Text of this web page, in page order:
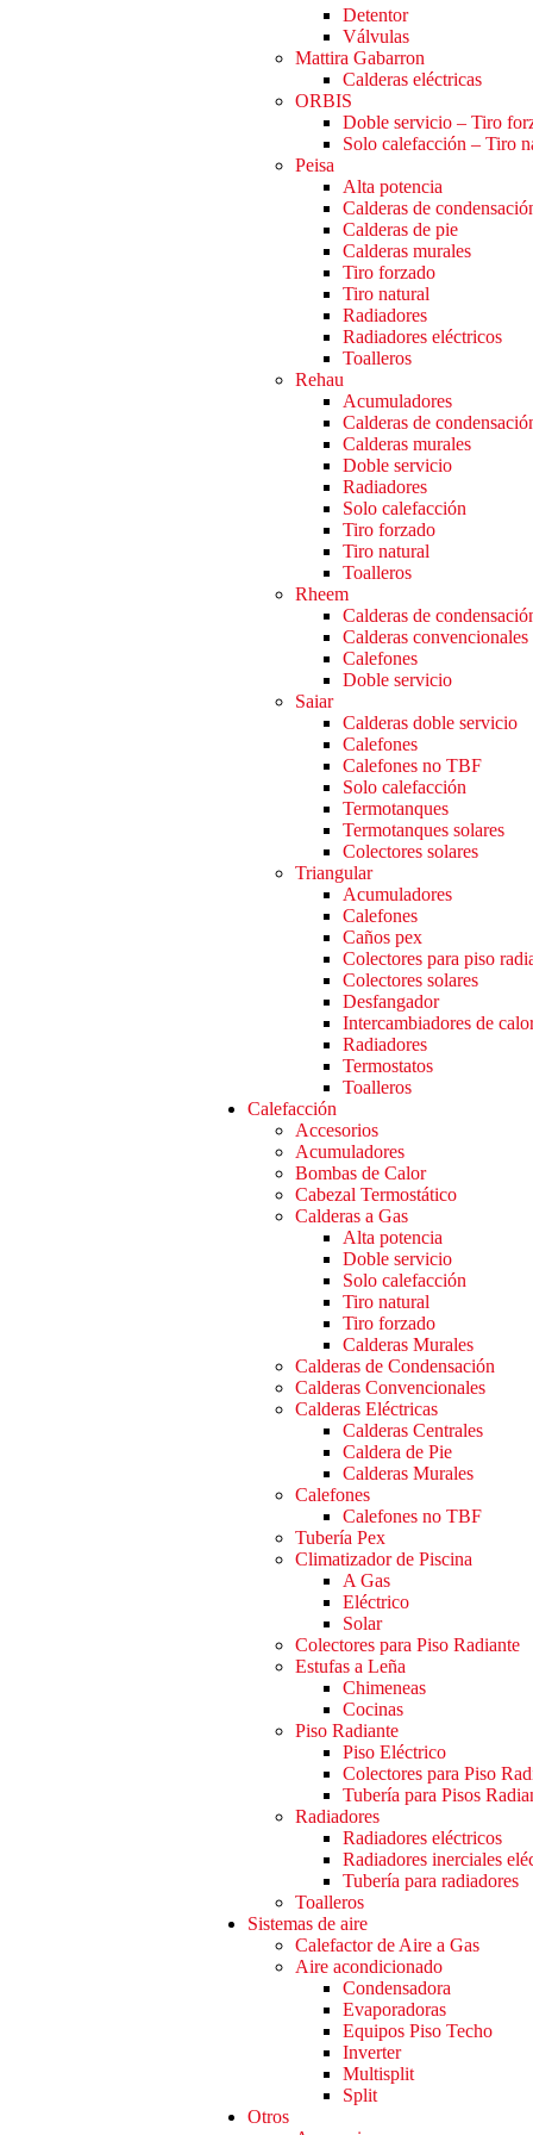
Detentor
Válvulas
Mattira Gabarron
Calderas eléctricas
ORBIS
Doble servicio – Tiro
Solo calefacción – Tiro
Peisa
Alta potencia
Calderas de
Calderas de pie
Calderas murales
Tiro forzado
Tiro natural
Radiadores
Radiadores eléctricos
Toalleros
Rehau
Acumuladores
Calderas de
Calderas murales
Doble servicio
Radiadores
Solo calefacción
Tiro forzado
Tiro natural
Toalleros
Rheem
Calderas de
Calderas convencionales
Calefones
Doble servicio
Saiar
Calderas doble servicio
Calefones
Calefones no TBF
Solo calefacción
Termotanques
Termotanques solares
Colectores solares
Triangular
Acumuladores
Calefones
Caños pex
Colectores para piso
Colectores solares
Desfangador
Intercambiadores de
Radiadores
Termostatos
Toalleros
Calefacción
Accesorios
Acumuladores
Bombas de Calor
Cabezal Termostático
Calderas a Gas
Alta potencia
Doble servicio
Solo calefacción
Tiro natural
Tiro forzado
Calderas Murales
Calderas de Condensación
Calderas Convencionales
Calderas Eléctricas
Calderas Centrales
Caldera de Pie
Calderas Murales
Calefones
Calefones no TBF
Tubería Pex
Climatizador de Piscina
A Gas
Eléctrico
Solar
Colectores para Piso Radiante
Estufas a Leña
Chimeneas
Cocinas
Piso Radiante
Piso Eléctrico
Colectores para Piso
Tubería para Pisos
Radiadores
Radiadores eléctricos
Radiadores inerciales
Tubería para radiadores
Toalleros
Sistemas de aire
Calefactor de Aire a Gas
Aire acondicionado
Condensadora
Evaporadoras
Equipos Piso Techo
Inverter
Multisplit
Split
Otros